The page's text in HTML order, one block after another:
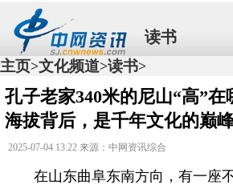
读书
主页>文化频道>读书>
孔子老家340米的尼山“高”
海拔背后，是千年文化的巅
2025-07-04 13:22 来源：中网资讯综合
在山东曲阜东南方向，有一座